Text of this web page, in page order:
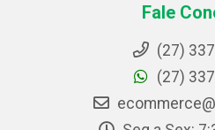
Fale
(27)
(27)